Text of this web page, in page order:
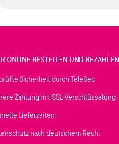
ONLINE BESTELLEN UND BEZAHLEN
Sicherheit durch TeleSec
Zahlung mit SSL-Verschlüsselung
Lieferzeiten
nach deutschem Recht